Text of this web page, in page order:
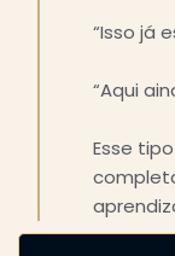
“Isso já
“Aqui
Esse